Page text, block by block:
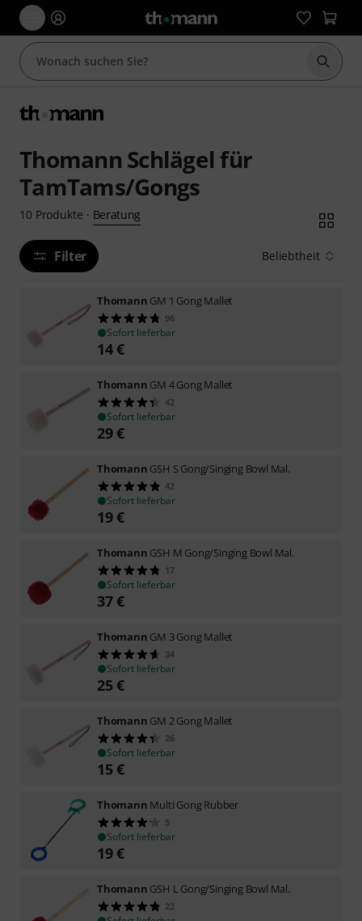
Suche
Thomann Schlägel für
TamTams/Gongs
10 Produkte · Beratung
Filter Beliebtheit
Thomann GM 1 Gong Mallet
96
Sofort lieferbar
14€
Thomann GM 4 Gong Mallet
42
Sofort lieferbar
29€
Thomann GSH S Gong/Singing Bowl Mal.
42
Sofort lieferbar
19€
Thomann GSH M Gong/Singing Bowl Mal.
17
Sofort lieferbar
37€
Thomann GM 3 Gong Mallet
34
Sofort lieferbar
25€
Thomann GM 2 Gong Mallet
26
Sofort lieferbar
15€
Thomann Multi Gong Rubber
5
Sofort lieferbar
19€
Thomann GSH L Gong/Singing Bowl Mal.
22